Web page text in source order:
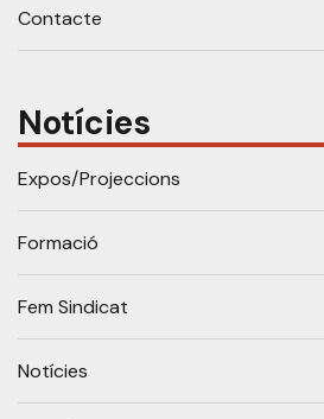
Contacte
Notícies
Expos/Projeccions
Formació
Fem Sindicat
Notícies